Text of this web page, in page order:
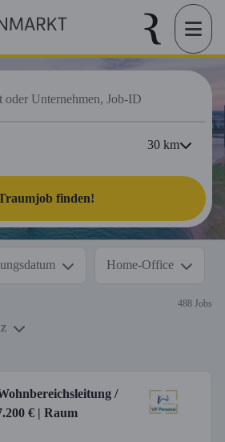
30 km
finden!
Home-Office
488 Jobs
/
€ | Raum